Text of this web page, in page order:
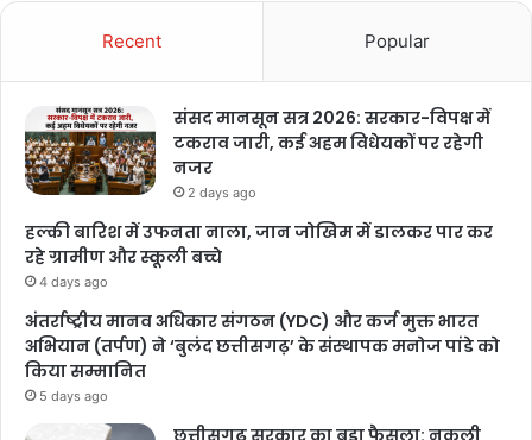
Recent Popular
संसद मानसून सत्र 2026: सरकार-विपक्ष में
टकराव जारी, कई अहम विधेयकों पर रहेगी
नजर
2 days ago
हल्की बारिश में उफनता नाला, जान जोखिम में डालकर पार कर
रहे ग्रामीण और स्कूली बच्चे
4 days ago
अंतर्राष्ट्रीय मानव अधिकार संगठन (YDC) और कर्ज मुक्त भारत
अभियान (तर्पण) ने ‘बुलंद छत्तीसगढ़’ के संस्थापक मनोज पांडे को
किया सम्मानित
5 days ago
छत्तीसगढ़ सरकार का बड़ा फैसला: नकली